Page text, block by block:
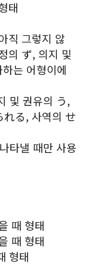
태
직 그렇지 않
의 ず, 의지 및
는 어형이에
및 권유의 う,
れる, 사역의 せ
타낼 때만 사용
때 형태
때 형태
형태